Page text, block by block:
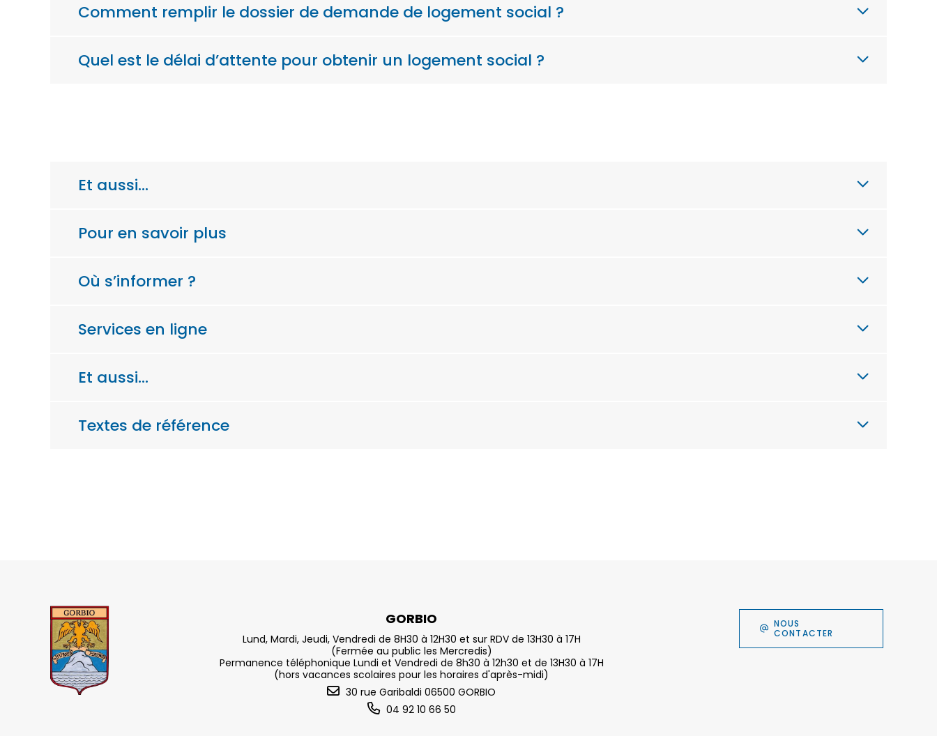
Comment remplir le dossier de demande de logement social ?
Quel est le délai d’attente pour obtenir un logement social ?
Et aussi…
Pour en savoir plus
Où s’informer ?
Services en ligne
Et aussi…
Textes de référence
GORBIO
Lund, Mardi, Jeudi, Vendredi de 8H30 à 12H30 et sur RDV de 13H30 à 17H
(Fermée au public les Mercredis)
Permanence téléphonique Lundi et Vendredi de 8h30 à 12h30 et de 13H30 à 17H
(hors vacances scolaires pour les horaires d'après-midi)
30 rue Garibaldi 06500 GORBIO
04 92 10 66 50
NOUS
CONTACTER